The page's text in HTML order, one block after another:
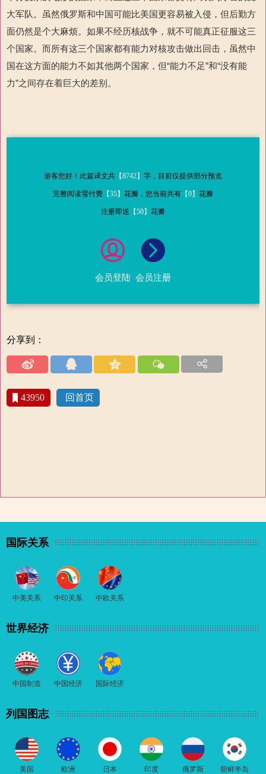
大军队。虽然俄罗斯和中国可能比美国更容易被入侵，但后勤方
面仍然是个大麻烦。如果不经历核战争，就不可能真正征服这三
个国家。而所有这三个国家都有能力对核攻击做出回击，虽然中
国在这方面的能力不如其他两个国家，但“能力不足”和“没有能
力”之间存在着巨大的差别。
游客您好！此篇译文共 【8742】 字，目前仅提供部分预览
完整阅读需付费 【35】 花瓣，您当前共有 【0】 花瓣
注册即送 【50】 花瓣
会员登陆 会员注册
分享到：
43950 回首页
国际关系
中美关系 中印关系 中欧关系
世界经济
中国制造 中国经济 国际经济
列国图志
美国 欧洲 日本 印度 俄罗斯 朝鲜半岛